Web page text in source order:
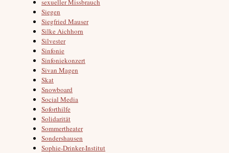
sexueller Missbrauch
Siegen
Siegfried Mauser
Silke Aichhorn
Silvester
Sinfonie
Sinfoniekonzert
Sivan Magen
Skat
Snowboard
Social Media
Soforthilfe
Solidarität
Sommertheater
Sondershausen
Sophie-Drinker-Institut